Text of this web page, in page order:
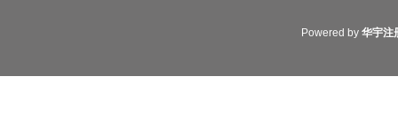
Powered by 华宇注